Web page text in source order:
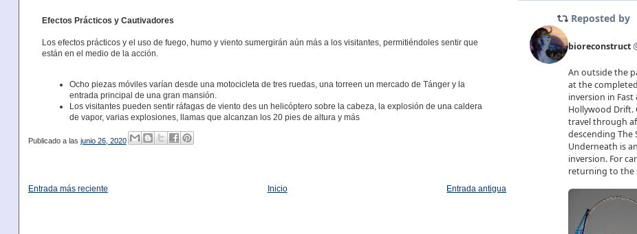
Efectos Prácticos y Cautivadores
Los efectos prácticos y el uso de fuego, humo y viento sumergirán aún más a los visitantes, permitiéndoles sentir que
están en el medio de la acción.
Ocho piezas móviles varían desde una motocicleta de tres ruedas, una torreen un mercado de Tánger y la
entrada principal de una gran mansión.
Los visitantes pueden sentir ráfagas de viento des un helicóptero sobre la cabeza, la explosión de una caldera
de vapor, varias explosiones, llamas que alcanzan los 20 pies de altura y más
Publicado a las junio 26, 2020
Entrada más reciente Entrada antigua
Inicio